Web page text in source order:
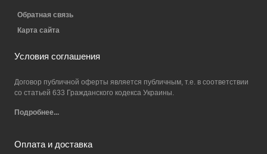
Обратная связь
Карта сайта
Условия соглашения
Договор публичной оферты является публичным, т.е. в соответствии
со статьей 633 Гражданского кодекса Украины.
Подробнее...
Оплата и доставка